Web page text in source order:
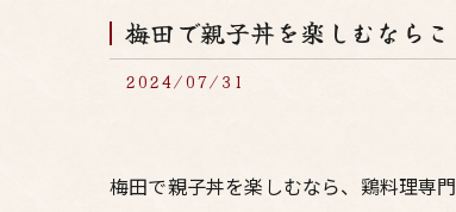
梅田で親子丼を楽しむなら
2024/07/31
梅田で親子丼を楽しむなら、鶏料理専